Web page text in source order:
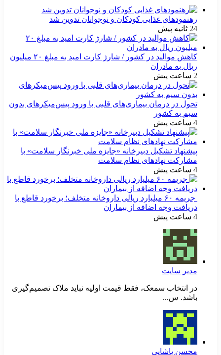
رهنمودهای غذایی کودکان و نوجوانان تدوین شد
24 ثانیه پیش
کاهش موالید در کشور / شارژ کارت امید به مبلغ ۲۰ میلیون
ریال به مادران
2 ساعت پیش
تحول در درمان بیماری‌های قلبی با ورود پیس‌میکرهای بدون
سیم به کشور
4 ساعت پیش
پیشنهاد تشکیل دبیرخانه «جایزه ملی خبرنگار سلامت» با
مشارکت نهادهای نظام سلامت
4 ساعت پیش
جریمه ۶۰ میلیارد ریالی داروخانه متخلف؛ برخورد قاطع با
دریافت وجه اضافه از بیماران
4 ساعت پیش
مدیر سایت
در انتخاب سمعک، فقط قیمت اولیه نباید ملاک تصمیم‌گیری
باشد. س...
محسن پاشایی